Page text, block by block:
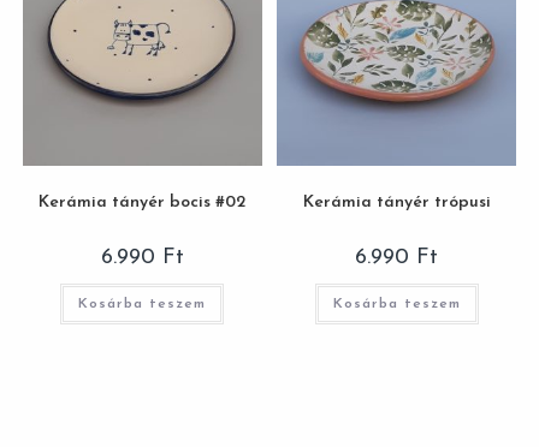
Kerámia tányér bocis #02
6.990 Ft
Kosárba teszem
Kerámia tányér trópusi
6.990 Ft
Kosárba teszem